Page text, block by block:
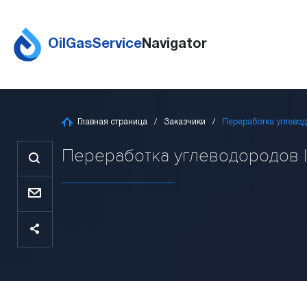
OilGasServiceNavigator
Главная страница Заказчики Переработка
Переработка углеводородов